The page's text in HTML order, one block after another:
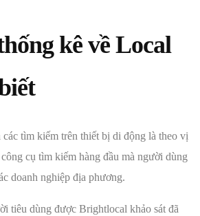
kê về Local
các tìm kiếm trên thiết bị di động là theo vị
cụ tìm kiếm hàng đầu mà người dùng
doanh nghiệp địa phương.
tiêu dùng được Brightlocal khảo sát đã